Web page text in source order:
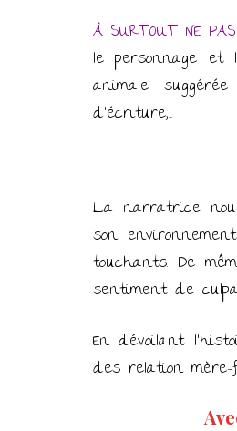
À SURTOUT NE
le personnage
animale
d’écriture,…
La narratrice
son
touchants. De
sentiment de
En dévoilant
des relation mère-